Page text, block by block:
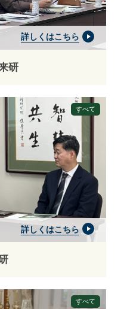
詳しくはこちら
研
すべて
詳しくはこちら
すべて